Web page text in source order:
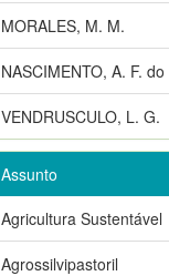
MORALES, M. M.
NASCIMENTO, A. F. do
VENDRUSCULO, L. G.
Assunto
Agricultura Sustentável
Agrossilvipastoril